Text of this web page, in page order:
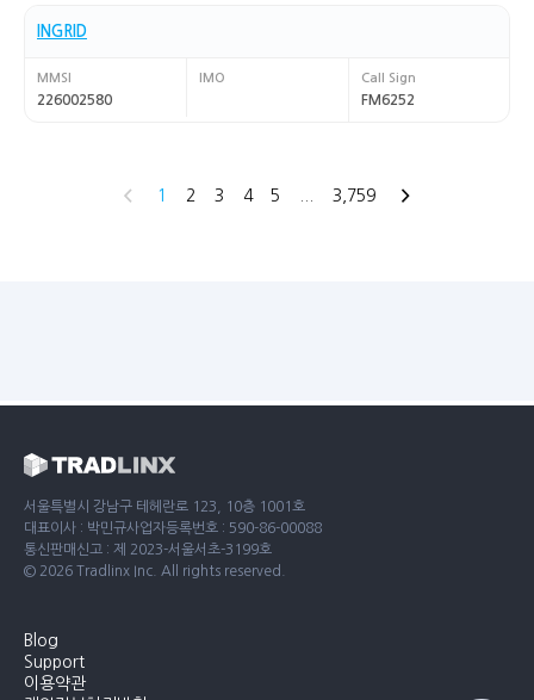
INGRID
MMSI
226002580
IMO Call Sign
FM6252
pageYou're
1 page
2 page
3 page
4 page
5 pagepage
3,759 page
서울특별시 강남구 테헤란로 123, 10층 1001호
대표이사 : 박민규사업자등록번호 : 590-86-00088
통신판매신고 : 제 2023-서울서초-3199호
© 2026 Tradlinx Inc. All rights reserved.
Blog
Support
이용약관